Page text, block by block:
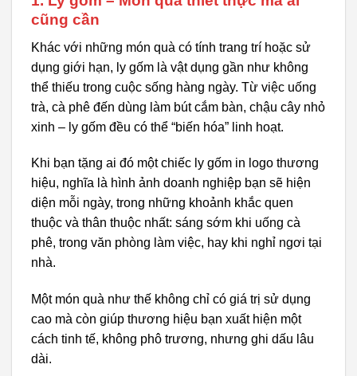
cũng cần
Khác với những món quà có tính trang trí hoặc sử
dụng giới hạn, ly gốm là vật dụng gần như không
thể thiếu trong cuộc sống hàng ngày. Từ việc uống
trà, cà phê đến dùng làm bút cắm bàn, chậu cây nhỏ
xinh – ly gốm đều có thể “biến hóa” linh hoạt.
Khi bạn tặng ai đó một chiếc ly gốm in logo thương
hiệu, nghĩa là hình ảnh doanh nghiệp bạn sẽ hiện
diện mỗi ngày, trong những khoảnh khắc quen
thuộc và thân thuộc nhất: sáng sớm khi uống cà
phê, trong văn phòng làm việc, hay khi nghỉ ngơi tại
nhà.
Một món quà như thế không chỉ có giá trị sử dụng
cao mà còn giúp thương hiệu bạn xuất hiện một
cách tinh tế, không phô trương, nhưng ghi dấu lâu
dài.